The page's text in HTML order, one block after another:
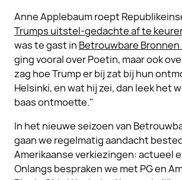
Anne Applebaum roept
Trumps uitstel-gedachte af te
was te gast in Betrouwbare Bronnen
ging vooral over Poetin, maar ook
zag hoe Trump er bij zat bij hun
Helsinki, en wat hij zei, dan leek het
baas ontmoette."
In het nieuwe seizoen van
gaan we regelmatig aandacht
Amerikaanse verkiezingen: actueel
Onlangs bespraken we met PG en